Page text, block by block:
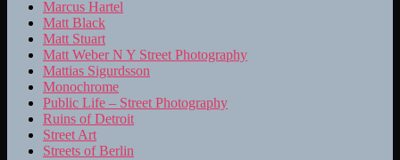
Marcus Hartel
Matt Black
Matt Stuart
Matt Weber N Y Street Photography
Mattias Sigurdsson
Monochrome
Public Life – Street Photography
Ruins of Detroit
Street Art
Streets of Berlin